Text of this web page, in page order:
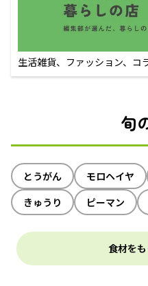
生活雑貨、ファッション、
えるECサイト
旬
とうがん モロヘイヤ
きゅうり
ピーマン
食材を